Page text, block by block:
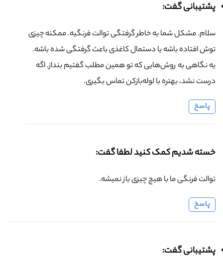
پشتیبانی گفت:
سلام. مشکل شما به خاطر گرفتگی توالت فرنگیه. ممکنه چیزی
توش افتاده باشه یا دستمال کاغذی باعث گرفتگی شده باشه.
یه نگاهی به روش‌هایی که تو همین مطلب گفتیم بنداز. اگه
درست نشد، بهتره با لوله‌بازکن تماس بگیری.
پاسخ
خسته شدیم کمک کنید لطفا گفت:
توالت فرنگی ما با هیچ چیزی باز نمیشه.
پاسخ
پشتیبانی گفت: